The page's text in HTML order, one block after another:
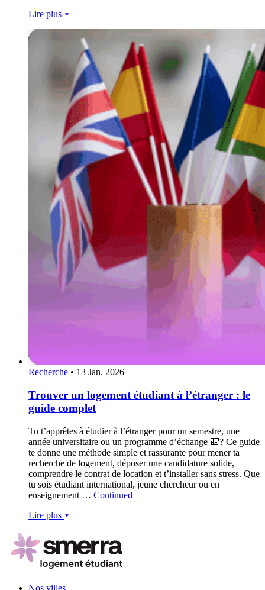
Lire plus
Recherche • 13 Jan. 2026
Trouver un logement étudiant à l’étranger : le
guide complet
Tu t’apprêtes à étudier à l’étranger pour un semestre, une
année universitaire ou un programme d’échange 🎒? Ce guide
te donne une méthode simple et rassurante pour mener ta
recherche de logement, déposer une candidature solide,
comprendre le contrat de location et t’installer sans stress. Que
tu sois étudiant international, jeune chercheur ou en
enseignement … Continued
Lire plus
Nos villes